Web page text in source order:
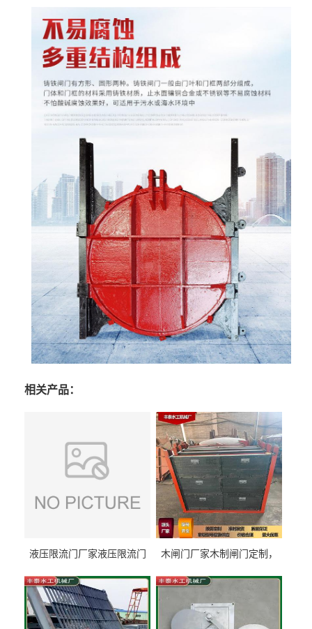
相关产品：
液压限流门厂家液压限流门
泰制造
木闸门厂家木制闸门定制，
型号齐全